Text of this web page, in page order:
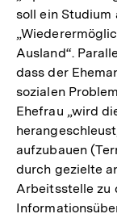
soll ein Studium
Ausland“.
dass der
sozialen
Ehefrau „wird
aufzubauen
durch gezielte
Arbeitsstelle zu